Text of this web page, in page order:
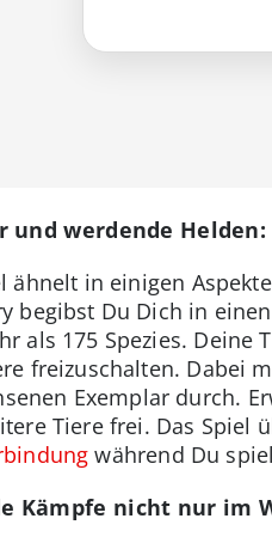
und werdende
ähnelt in einigen
begibst Du Dich in
als 175 Spezies.
freizuschalten. Dabei
Exemplar durch.
Tiere frei. Das Spiel
während Du
Kämpfe nicht nur im